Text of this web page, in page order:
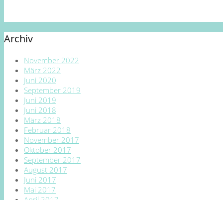
Archiv
November 2022
März 2022
Juni 2020
September 2019
Juni 2019
Juni 2018
März 2018
Februar 2018
November 2017
Oktober 2017
September 2017
August 2017
Juni 2017
Mai 2017